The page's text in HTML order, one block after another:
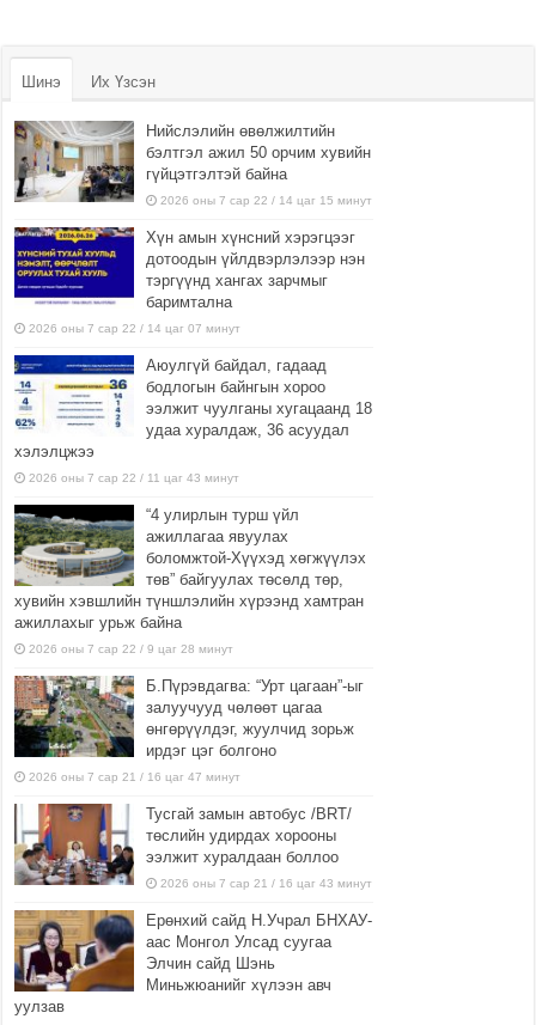
Шинэ Их Үзсэн
Нийслэлийн өвөлжилтийн
бэлтгэл ажил 50 орчим хувийн
гүйцэтгэлтэй байна
2026 оны 7 сар 22 / 14 цаг 15 минут
Хүн амын хүнсний хэрэгцээг
дотоодын үйлдвэрлэлээр нэн
тэргүүнд хангах зарчмыг
баримтална
2026 оны 7 сар 22 / 14 цаг 07 минут
Аюулгүй байдал, гадаад
бодлогын байнгын хороо
ээлжит чуулганы хугацаанд 18
удаа хуралдаж, 36 асуудал
хэлэлцжээ
2026 оны 7 сар 22 / 11 цаг 43 минут
“4 улирлын турш үйл
ажиллагаа явуулах
боломжтой-Хүүхэд хөгжүүлэх
төв” байгуулах төсөлд төр,
хувийн хэвшлийн түншлэлийн хүрээнд хамтран
ажиллахыг урьж байна
2026 оны 7 сар 22 / 9 цаг 28 минут
Б.Пүрэвдагва: “Урт цагаан”-ыг
залуучууд чөлөөт цагаа
өнгөрүүлдэг, жуулчид зорьж
ирдэг цэг болгоно
2026 оны 7 сар 21 / 16 цаг 47 минут
Тусгай замын автобус /BRT/
төслийн удирдах хорооны
ээлжит хуралдаан боллоо
2026 оны 7 сар 21 / 16 цаг 43 минут
Ерөнхий сайд Н.Учрал БНХАУ-
аас Монгол Улсад суугаа
Элчин сайд Шэнь
Миньжюанийг хүлээн авч
уулзав